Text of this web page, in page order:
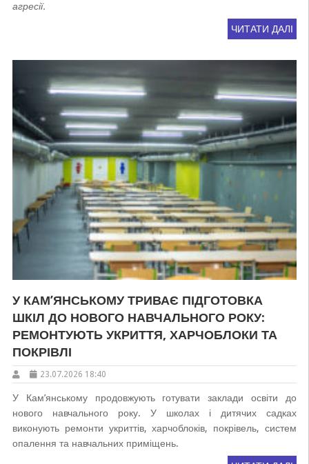
агресії.
ЧИТАТИ ДАЛІ
У КАМ’ЯНСЬКОМУ ТРИВАЄ ПІДГОТОВКА
ШКІЛ ДО НОВОГО НАВЧАЛЬНОГО РОКУ:
РЕМОНТУЮТЬ УКРИТТЯ, ХАРЧОБЛОКИ ТА
ПОКРІВЛІ
23.07.2026 18:40
У Кам’янському продовжують готувати заклади освіти до
нового навчального року. У школах і дитячих садках
виконують ремонти укриттів, харчоблоків, покрівель, систем
опалення та навчальних приміщень.